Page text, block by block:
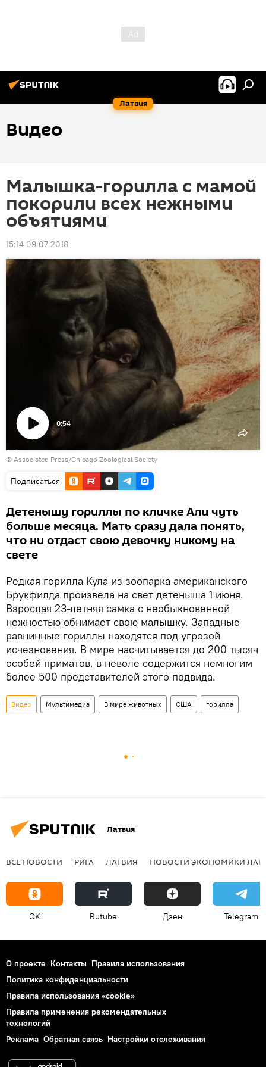
Латвия
Видео
Малышка-горилла с мамой
покорили всех нежными
объятиями
15:14 09.07.2018
Воспроизвести
видео
0:54
© Associated Press/Chicago Zoological Society
Подписаться
Детенышу гориллы по кличке Али чуть
больше месяца. Мать сразу дала понять,
что ни отдаст свою девочку никому на
свете
Редкая горилла Кула из зоопарка американского
Брукфилда произвела на свет детеныша 1 июня.
Взрослая 23-летняя самка с необыкновенной
нежностью обнимает свою малышку. Западные
равнинные гориллы находятся под угрозой
исчезновения. В мире насчитывается до 200 тысяч
особей приматов, в неволе содержится немногим
более 500 представителей этого подвида.
Видео Мультимедиа В мире животных США горилла
Латвия
ВСЕ НОВОСТИ РИГА ЛАТВИЯ НОВОСТИ ЭКОНОМИКИ
OK Rutube Дзен Telegram
О проекте Контакты Правила использования
Политика конфиденциальности
Правила использования «cookie»
Правила применения рекомендательных
технологий
Реклама Обратная связь Настройки отслеживания